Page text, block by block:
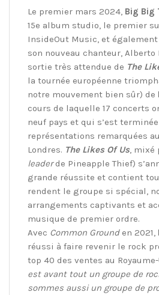
Le premier mars 2024, Big Big
15e album studio, le premier
InsideOut Music, et
son nouveau chanteur, Alberto
sortie très attendue de The
la tournée européenne
notre mouvement bien sûr) de
cours de laquelle 17 concerts
neuf pays et qui s’est
représentations remarquées
Londres. The Likes Of Us, mixé
leaderde Pineapple Thief)
grande réussite et contient
rendent le groupe si spécial,
arrangements captivants et
musique de premier ordre.
Avec Common Grounden 2021,
réussi à faire revenir le rock
top 40 des ventes au
est avant tout un groupe de
sommes aussi un groupe de